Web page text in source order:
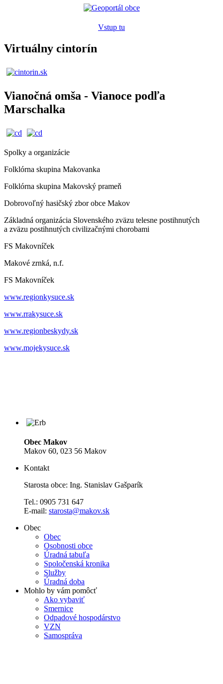
Vstup tu
Virtuálny cintorín
Vianočná omša - Vianoce podľa
Marschalka
Spolky a organizácie
Folklórna skupina Makovanka
Folklórna skupina Makovský prameň
Dobrovoľný hasičský zbor obce Makov
Základná organizácia Slovenského zväzu telesne postihnutých
a zväzu postihnutých civilizačnými chorobami
FS Makovníček
Makové zrnká, n.f.
FS Makovníček
www.regionkysuce.sk
www.rrakysuce.sk
www.regionbeskydy.sk
www.mojekysuce.sk
Obec Makov
Makov 60, 023 56 Makov
Kontakt
Starosta obce: Ing. Stanislav Gašparík
Tel.: 0905 731 647
E-mail: starosta@makov.sk
Obec
Obec
Osobnosti obce
Úradná tabuľa
Spoločenská kronika
Služby
Úradná doba
Mohlo by vám pomôcť
Ako vybaviť
Smernice
Odpadové hospodárstvo
VZN
Samospráva